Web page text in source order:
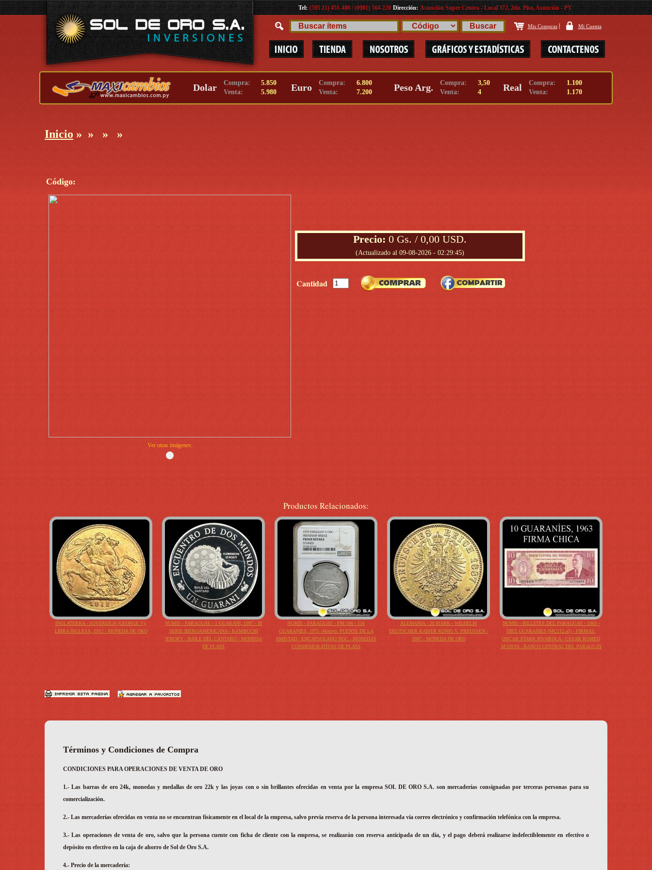
Tel: (595 21) 451-486 / (0981) 564-220 Dirección: Asunción Super Centro - Local 372, 2do. Piso, Asunción - PY
Mis Compras Mi Cuenta
Dolar Compra: 5.850 Euro Compra: 6.800 Peso Arg. Compra: 3,50 Real Compra:
1.100
Venta:
5.980 Venta: 7.200 Venta: 4 Venta: 1.170
Inicio » » » »
Código:
Ver otras imágenes:
Precio: 0 Gs. / 0,00 USD.
(Actualizado al 09-08-2026 - 02:29:45)
Cantidad
Productos Relacionados:
INGLATERRA - SOVEREIGN (GEORGE V),
LIBRA INGLESA, 1912 - MONEDA DE ORO
NUMIS - PARAGUAY - 1 GUARANI, 1997 - III
SERIE IBEROAMERICANA - KAMBUCHI
JEROKY - BAILE DEL CANTARO - MONEDA
DE PLATA
NUMIS - PARAGUAY - PM 186 - 150
GUARANIES, 1975 -Motivo: PUENTE DE LA
AMISTAD - ENCAPSULADO NGC - MONEDAS
CONMEMORATIVAS DE PLATA
ALEMANIA - 20 MARK - WILHELM
DEUTSCHER KAISER KONIG V. PREUSSEN -
1887 - MONEDA DE ORO
NUMIS - BILLETES DEL PARAGUAY - 1963 -
DIEZ GUARANIES (MC212.a3) - FIRMAS:
OSCAR STARK RIVAROLA - CESAR ROMEO
ACOSTA - BANCO CENTRAL DEL PARAGUAY